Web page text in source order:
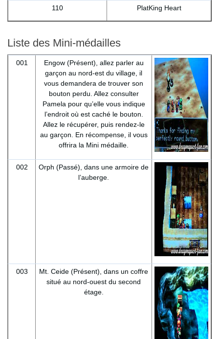
110 PlatKing Heart
Liste des Mini-médailles
001
Engow (Présent), allez parler au
garçon au nord-est du village, il
vous demandera de trouver son
bouton perdu. Allez consulter
Pamela pour qu’elle vous indique
l’endroit où est caché le bouton.
Allez le récupérer, puis rendez-le
au garçon. En récompense, il vous
offrira la Mini médaille.
002
Orph (Passé), dans une armoire de
l’auberge.
003
Mt. Ceide (Présent), dans un coffre
situé au nord-ouest du second
étage.